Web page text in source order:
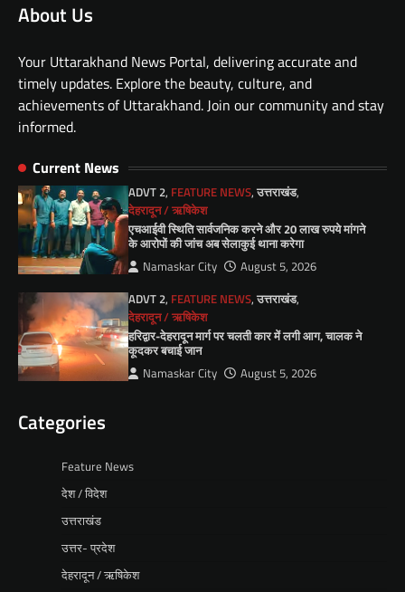
About Us
Your Uttarakhand News Portal, delivering accurate and
timely updates. Explore the beauty, culture, and
achievements of Uttarakhand. Join our community and stay
informed.
Current News
ADVT 2, FEATURE NEWS,उत्तराखंड,
देहरादून / ऋषिकेश
एचआईवी स्थिति सार्वजनिक करने और 20 लाख रुपये मांगने
के आरोपों की जांच अब सेलाकुई थाना करेगा
Namaskar City
August 5, 2026
ADVT 2, FEATURE NEWS,उत्तराखंड,
देहरादून / ऋषिकेश
हरिद्वार-देहरादून मार्ग पर चलती कार में लगी आग, चालक ने
कूदकर बचाई जान
Namaskar City August 5, 2026
Categories
Feature News
देश / विदेश
उत्तराखंड
उत्तर- प्रदेश
देहरादून / ऋषिकेश